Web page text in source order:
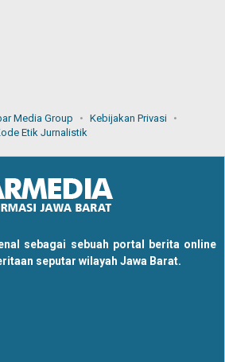
Media Group
Kebijakan Privasi
Etik Jurnalistik
sebagai sebuah portal berita online
seputar wilayah Jawa Barat.